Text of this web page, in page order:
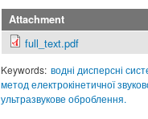
Attachment
full_text.pdf
Keywords: водні дисперсні
метод електрокінетичної
ультразвукове оброблення.